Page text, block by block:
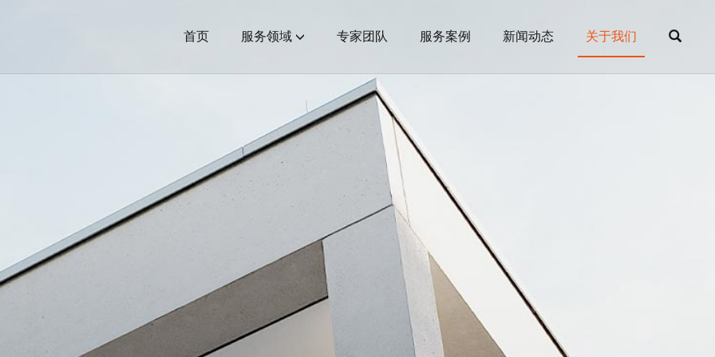
首页(current)服务领域 专家团队 服务案例 新闻动态 关于我们